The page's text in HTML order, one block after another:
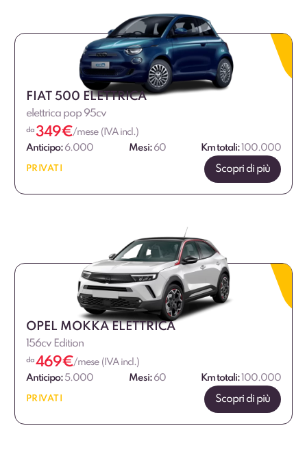
FIAT 500 ELETTRICA
elettrica pop 95cv
da 349€/mese (IVA incl.)
Anticipo: 6.000 Mesi: 60 Km totali: 100.000
PRIVATI Scopri di più
OPEL MOKKA ELETTRICA
156cv Edition
da 469€/mese (IVA incl.)
Anticipo: 5.000 Mesi: 60 Km totali: 100.000
PRIVATI Scopri di più